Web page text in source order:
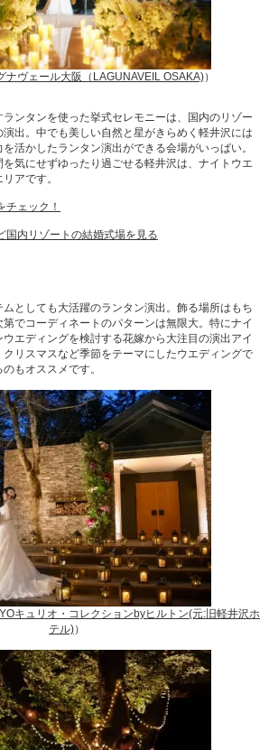
ナヴェール大阪（LAGUNAVEIL OSAKA)）
ンタンを使った挙式セレモニーは、国内のリゾー
演出。中でも美しい自然と星がきらめく軽井沢には
活かしたランタン演出ができる会場がいっぱい。
気にせずゆったり過ごせる軽井沢は、ナイトウエ
アです。
チェック！
国内リゾートの結婚式場を見る
としても大活躍のランタン演出。飾る場所はもち
でコーディネートのパターンは無限大。特にナイ
ウエディングを検討する花嫁から大注目の演出アイ
リスマスなど季節をテーマにしたウエディングで
もオススメです。
キュリオ・コレクションbyヒルトン(元:旧軽井沢ホ
テル)）